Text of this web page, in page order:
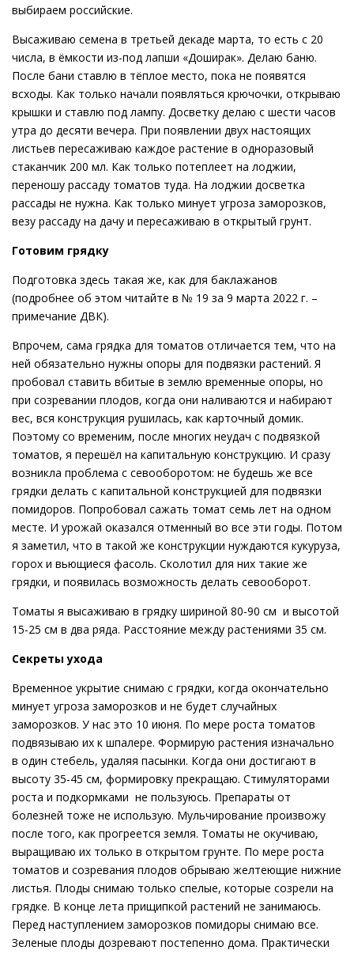
выбираем российские.
Высаживаю семена в третьей декаде марта, то есть с 20
числа, в ёмкости из-под лапши «Доширак». Делаю баню.
После бани ставлю в тёплое место, пока не появятся
всходы. Как только начали появляться крючочки, открываю
крышки и ставлю под лампу. Досветку делаю с шести часов
утра до десяти вечера. При появлении двух настоящих
листьев пересаживаю каждое растение в одноразовый
стаканчик 200 мл. Как только потеплеет на лоджии,
переношу рассаду томатов туда. На лоджии досветка
рассады не нужна. Как только минует угроза заморозков,
везу рассаду на дачу и пересаживаю в открытый грунт.
Готовим грядку
Подготовка здесь такая же, как для баклажанов
(подробнее об этом читайте в № 19 за 9 марта 2022 г. –
примечание ДВК).
Впрочем, сама грядка для томатов отличается тем, что на
ней обязательно нужны опоры для подвязки растений. Я
пробовал ставить вбитые в землю временные опоры, но
при созревании плодов, когда они наливаются и набирают
вес, вся конструкция рушилась, как карточный домик.
Поэтому со временим, после многих неудач с подвязкой
томатов, я перешёл на капитальную конструкцию. И сразу
возникла проблема с севооборотом: не будешь же все
грядки делать с капитальной конструкцией для подвязки
помидоров. Попробовал сажать томат семь лет на одном
месте. И урожай оказался отменный во все эти годы. Потом
я заметил, что в такой же конструкции нуждаются кукуруза,
горох и вьющиеся фасоль. Сколотил для них такие же
грядки, и появилась возможность делать севооборот.
Томаты я высаживаю в грядку шириной 80-90 см и высотой
15-25 см в два ряда. Расстояние между растениями 35 см.
Секреты ухода
Временное укрытие снимаю с грядки, когда окончательно
минует угроза заморозков и не будет случайных
заморозков. У нас это 10 июня. По мере роста томатов
подвязываю их к шпалере. Формирую растения изначально
в один стебель, удаляя пасынки. Когда они достигают в
высоту 35-45 см, формировку прекращаю. Стимуляторами
роста и подкормками не пользуюсь. Препараты от
болезней тоже не использую. Мульчирование произвожу
после того, как прогреется земля. Томаты не окучиваю,
выращиваю их только в открытом грунте. По мере роста
томатов и созревания плодов обрываю желтеющие нижние
листья. Плоды снимаю только спелые, которые созрели на
грядке. В конце лета прищипкой растений не занимаюсь.
Перед наступлением заморозков помидоры снимаю все.
Зеленые плоды дозревают постепенно дома. Практически